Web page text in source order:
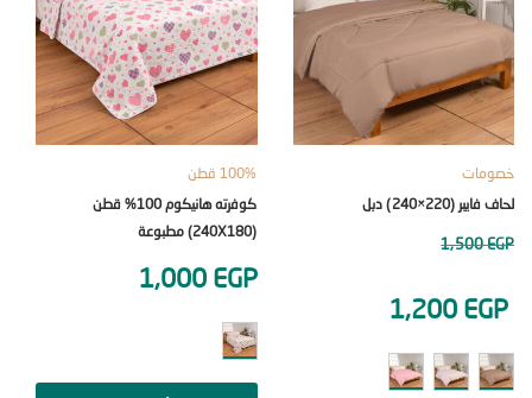
دبل
1,200
كوفرته هانيكوم 100% قطن
1,000